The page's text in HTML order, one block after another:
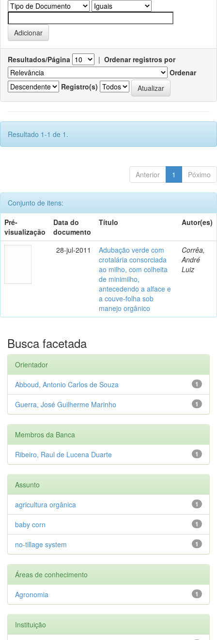
Resultados/Página | Ordenar registros por
Ordenar
Registro(s)
Resultado 1-1 de 1.
Anterior 1 Póximo
Conjunto de itens:
Pré-
visualização
Data do
documento
Título Autor(es)
28-jul-2011
Adubação verde com
crotalária consorciada
ao milho, com colheita
de minimilho,
antecedendo a alface e
a couve-folha sob
manejo orgânico
Corrêa,
André
Luiz
Busca facetada
Orientador
1
Abboud, Antonio Carlos de Souza
1
Guerra, José Guilherme Marinho
Membros da Banca
1
Ribeiro, Raul de Lucena Duarte
Assunto
1
agricultura orgânica
1
baby corn
1
no-tillage system
Áreas de conhecimento
1
Agronomia
Instituição